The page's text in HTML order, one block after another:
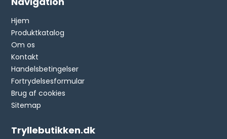
Hjem
Produktkatalog
Om os
Kontakt
Handelsbetingelser
Fortrydelsesformular
Brug af cookies
Sitemap
Tryllebutikken.dk